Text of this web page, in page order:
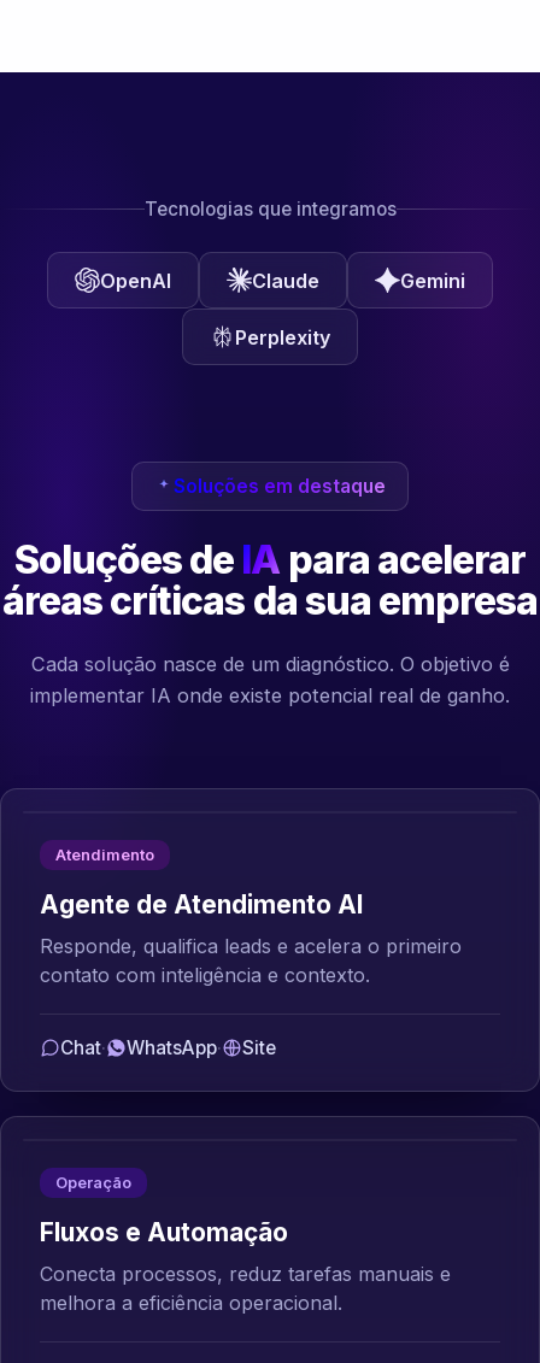
Tecnologias que integramos
OpenAI Claude Gemini
Perplexity
Soluções em destaque
Soluções de IA para acelerar
áreas críticas da sua empresa
Cada solução nasce de um diagnóstico. O objetivo é
implementar IA onde existe potencial real de ganho.
Atendimento
Agente de Atendimento AI
Responde, qualifica leads e acelera o primeiro
contato com inteligência e contexto.
Chat· WhatsApp· Site
Operação
Fluxos e Automação
Conecta processos, reduz tarefas manuais e
melhora a eficiência operacional.